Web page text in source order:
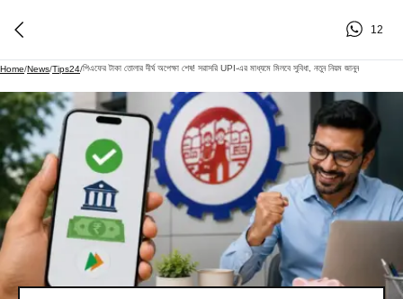
12
Home/News/Tips24/পিএফের টাকা তোলার দীর্ঘ অপেক্ষা শেষ! সরাসরি UPI-এর মাধ্যমে মিলবে সুবিধা, নতুন নিয়ম জানুন